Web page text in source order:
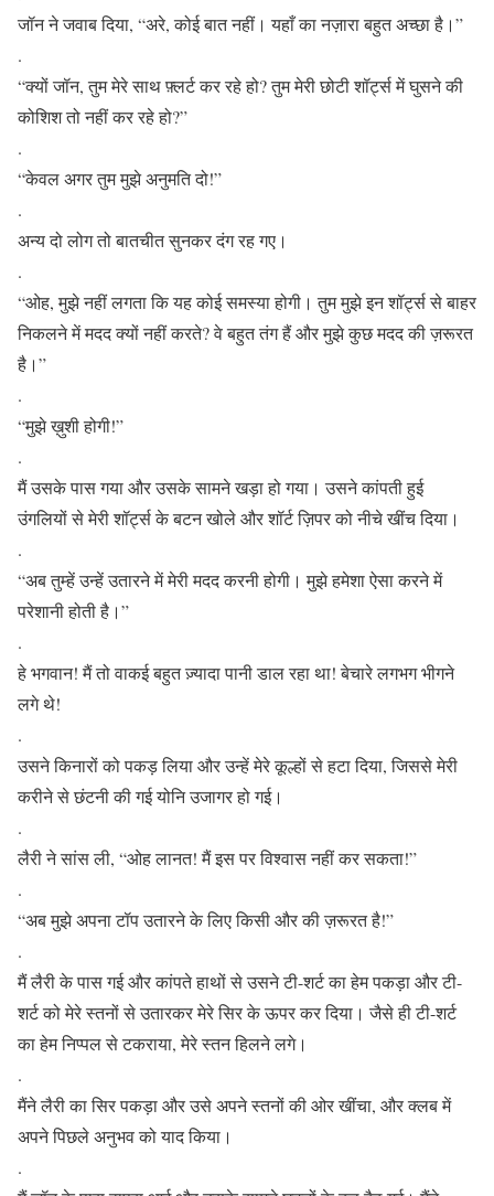
जॉन ने जवाब दिया, “अरे, कोई बात नहीं। यहाँ का नज़ारा बहुत अच्छा है।”
.
“क्यों जॉन, तुम मेरे साथ फ़्लर्ट कर रहे हो? तुम मेरी छोटी शॉर्ट्स में घुसने की
कोशिश तो नहीं कर रहे हो?”
.
“केवल अगर तुम मुझे अनुमति दो!”
.
अन्य दो लोग तो बातचीत सुनकर दंग रह गए।
.
“ओह, मुझे नहीं लगता कि यह कोई समस्या होगी। तुम मुझे इन शॉर्ट्स से बाहर
निकलने में मदद क्यों नहीं करते? वे बहुत तंग हैं और मुझे कुछ मदद की ज़रूरत
है।”
.
“मुझे ख़ुशी होगी!”
.
मैं उसके पास गया और उसके सामने खड़ा हो गया। उसने कांपती हुई
उंगलियों से मेरी शॉर्ट्स के बटन खोले और शॉर्ट ज़िपर को नीचे खींच दिया।
.
“अब तुम्हें उन्हें उतारने में मेरी मदद करनी होगी। मुझे हमेशा ऐसा करने में
परेशानी होती है।”
.
हे भगवान! मैं तो वाकई बहुत ज़्यादा पानी डाल रहा था! बेचारे लगभग भीगने
लगे थे!
.
उसने किनारों को पकड़ लिया और उन्हें मेरे कूल्हों से हटा दिया, जिससे मेरी
करीने से छंटनी की गई योनि उजागर हो गई।
.
लैरी ने सांस ली, “ओह लानत! मैं इस पर विश्वास नहीं कर सकता!”
.
“अब मुझे अपना टॉप उतारने के लिए किसी और की ज़रूरत है!”
.
मैं लैरी के पास गई और कांपते हाथों से उसने टी-शर्ट का हेम पकड़ा और टी-
शर्ट को मेरे स्तनों से उतारकर मेरे सिर के ऊपर कर दिया। जैसे ही टी-शर्ट
का हेम निप्पल से टकराया, मेरे स्तन हिलने लगे।
.
मैंने लैरी का सिर पकड़ा और उसे अपने स्तनों की ओर खींचा, और क्लब में
अपने पिछले अनुभव को याद किया।
.